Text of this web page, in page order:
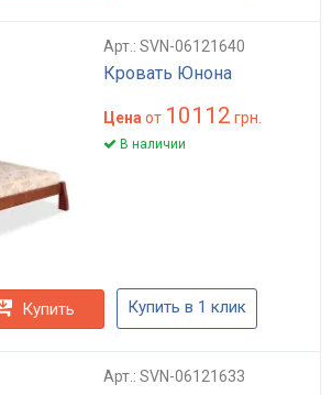
Арт.: SVN-06121640
Кровать Юнона
Цена от 10112 грн.
В наличии
Купить Купить в 1 клик
Арт.: SVN-06121633